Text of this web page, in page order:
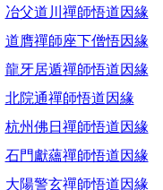
冶父道川禪師悟道因緣
道膺禪師座下僧悟因緣
龍牙居遁禪師悟道因緣
北院通禪師悟道因緣
杭州佛日禪師悟道因緣
石門獻蘊禪師悟道因緣
大陽警玄禪師悟道因緣